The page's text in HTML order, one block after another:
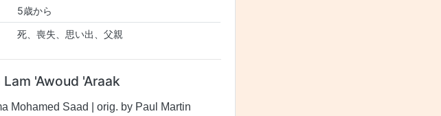
5歳から
死、喪失、思い出、父親
'Awoud 'Araak
Mohamed Saad | orig. by Paul Martin